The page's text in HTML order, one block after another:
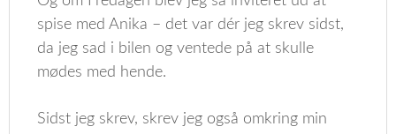
spise med Anika – det var dér jeg skrev sidst,
da jeg sad i bilen og ventede på at skulle
mødes med hende.
Sidst jeg skrev, skrev jeg også omkring min